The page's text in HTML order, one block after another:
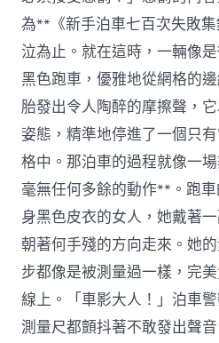
為**《新手泊車七百次失敗
泣為止。就在這時，一輛像
黑色跑車，優雅地從網格的
胎發出令人陶醉的摩擦聲，
姿態，精準地停進了一個只
格中。那泊車的過程就像一
毫無任何多餘的動作**。跑
身黑色皮衣的女人，她戴著
朝著何手殘的方向走來。她
步都像是被測量過一樣，完美
線上。「車影大人！」泊車
測量尺都顫抖著不敢發出聲